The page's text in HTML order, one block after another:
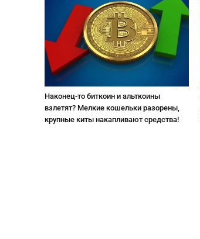
Наконец-то биткоин и альткоины
взлетят? Мелкие кошельки разорены,
крупные киты накапливают средства!